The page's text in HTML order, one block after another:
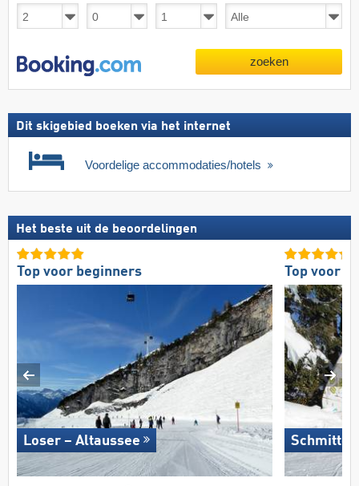
zoeken
Dit skigebied boeken via het internet
Voordelige accommodaties/hotels
Het beste uit de beoordelingen
Top voor beginners
Loser – Altaussee
Top voor
Schmitten